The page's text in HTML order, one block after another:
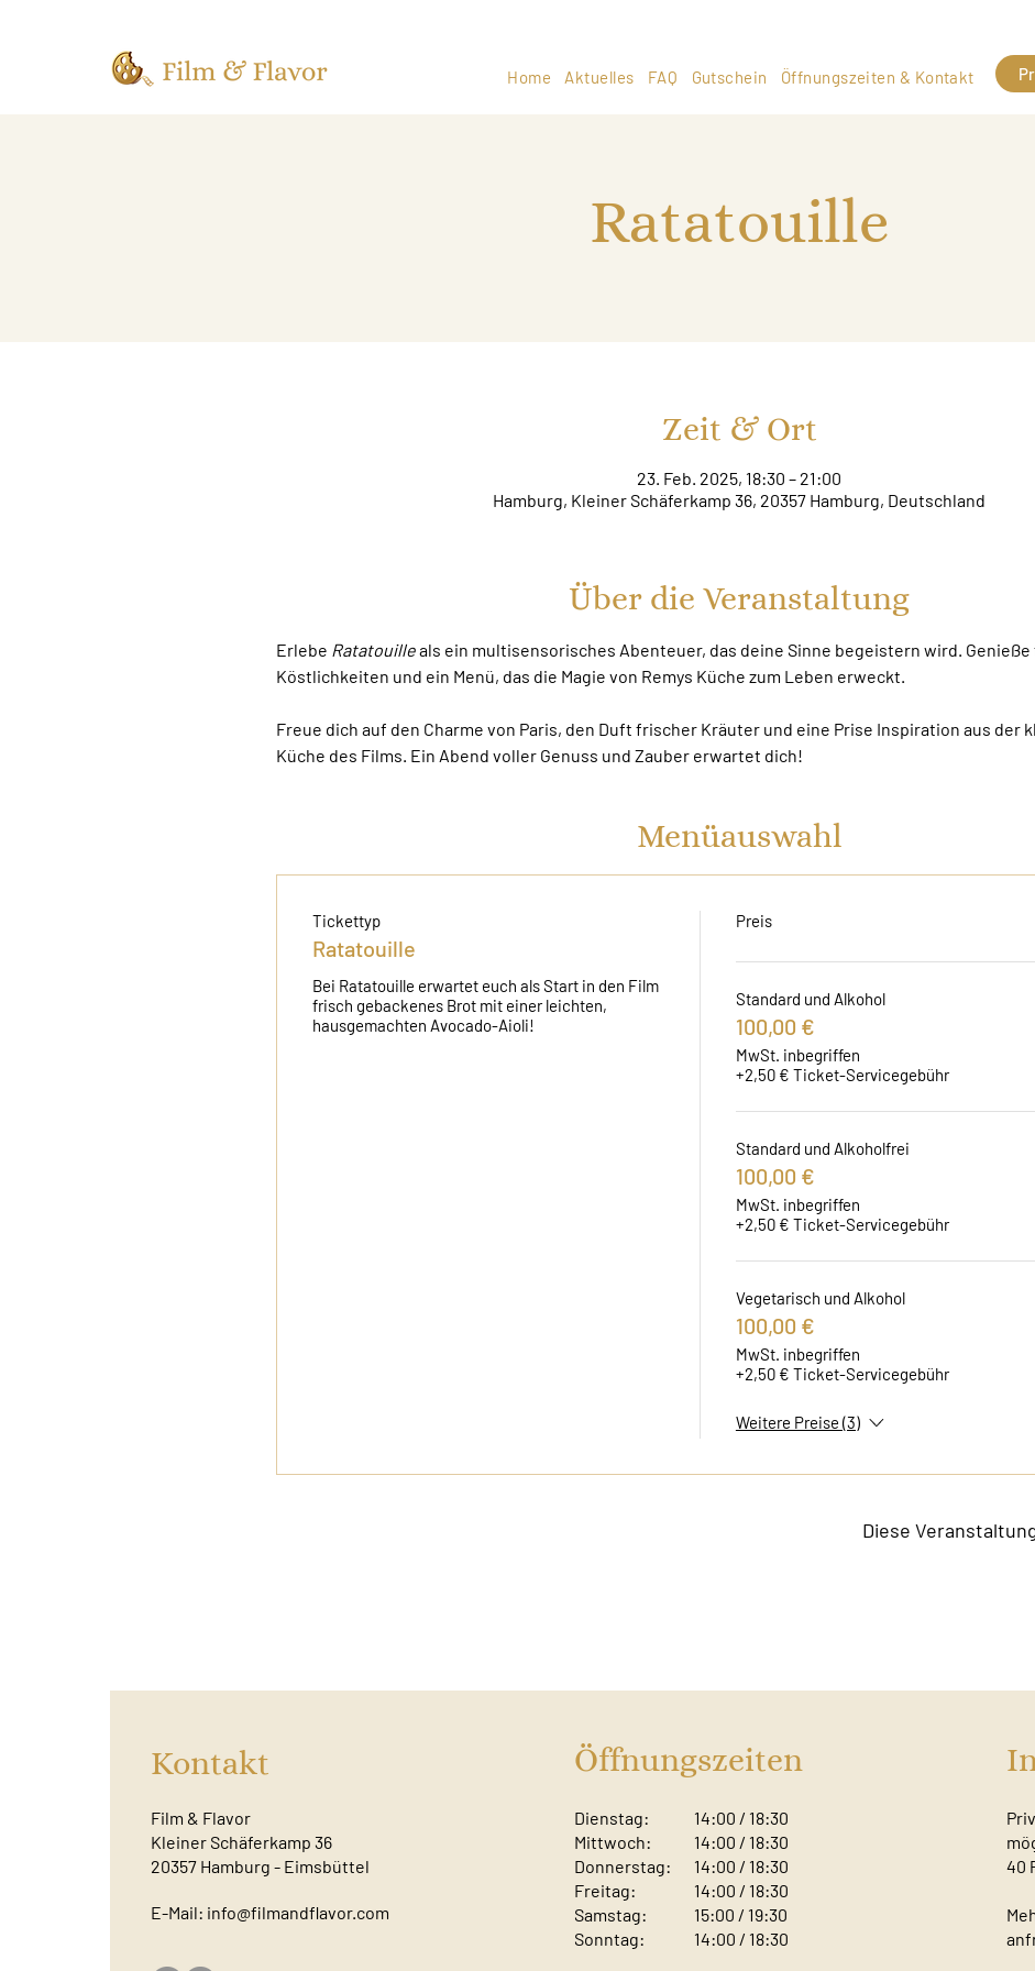
Home Aktuelles FAQ Gutschein Öffnungszeiten & Kontakt
Ratatouille
Zeit & Ort
23. Feb. 2025, 18:30 – 21:00
Hamburg, Kleiner Schäferkamp 36, 20357 Hamburg, Deutschland
Über die Veranstaltung
Erlebe Ratatouille als ein multisensorisches Abenteuer, das deine Sinne begeistern wird.
Köstlichkeiten und ein Menü, das die Magie von Remys Küche zum Leben erweckt.
Freue dich auf den Charme von Paris, den Duft frischer Kräuter und eine Prise Inspiration aus der
Küche des Films. Ein Abend voller Genuss und Zauber erwartet dich!
Menüauswahl
Tickettyp
Ratatouille
Bei Ratatouille erwartet euch als Start in den Film
frisch gebackenes Brot mit einer leichten,
hausgemachten Avocado-Aioli!
Preis
Standard und Alkohol
100,00 €
MwSt. inbegriffen
+2,50 € Ticket-Servicegebühr
Standard und Alkoholfrei
100,00 €
MwSt. inbegriffen
+2,50 € Ticket-Servicegebühr
Vegetarisch und Alkohol
100,00 €
MwSt. inbegriffen
+2,50 € Ticket-Servicegebühr
Weitere Preise (3)
Diese
Kontakt
Film & Flavor
Kleiner Schäferkamp 36
20357 Hamburg - Eimsbüttel
E-Mail: info@filmandflavor.com
Öffnungszeiten
Dienstag:
Mittwoch:
Donnerstag:
Freitag:
Samstag:
Sonntag: ​
14:00 / 18:30
14:00 / 18:30
14:00 / 18:30
14:00 / 18:30
15:00 / 19:30
14:00 / 18:30
40